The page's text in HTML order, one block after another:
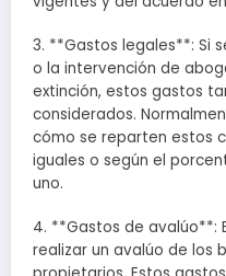
3. **Gastos legales**: Si
o la intervención de
extinción, estos gastos
considerados.
cómo se reparten estos
iguales o según el
uno.
4. **Gastos de avalúo**:
realizar un avalúo de los